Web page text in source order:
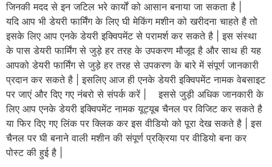
जिनकी मदद से इन जटिल भरे कार्यों को आसान बनाया जा सकता है |
यदि आप भी डेयरी फार्मिंग के लिए घी मेकिंग मशीन को खरीदना चाहते है तो
इसके लिए आप एनके डेयरी इक्विपमेंट से परामर्श कर सकते है | इस संस्था
के पास डेयरी फार्मिंग से जुड़े हर तरह के उपकरण मौजूद है और साथ ही यह
आपको डेयरी फार्मिंग से जुड़े हर तरह से उपकरण के बारे में संपूर्ण जानकारी
प्रदान कर सकते है | इसलिए आज ही एनके डेयरी इक्विपमेंट नामक वेबसाइट
पर जाएं और दिए गए नंबरो से संपर्क करें | इससे जुड़ी अधिक जानकारी के
लिए आप एनके डेयरी इक्विपमेंट नामक यूट्यूब चैनल पर विजिट कर सकते है
या फिर दिए गए लिंक पर क्लिक कर इस वीडियो को पूरा देख सकते है | इस
चैनल पर घी बनाने वाली मशीन की संपूर्ण प्रक्रिया पर वीडियो बना कर
पोस्ट की हुई है |